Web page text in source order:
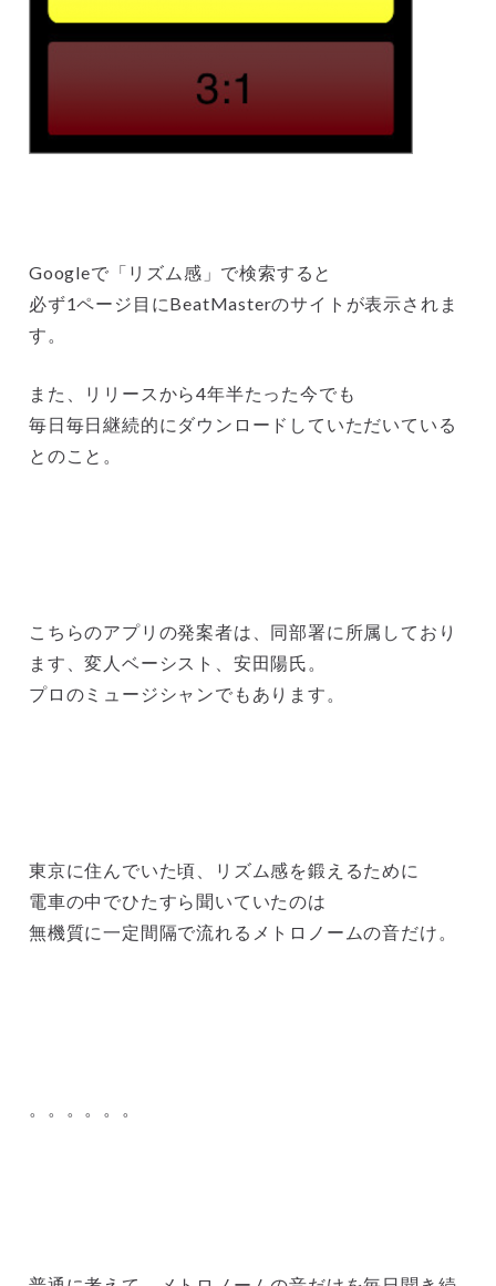
Googleで「リズム感」で検索すると
必ず1ページ目にBeatMasterのサイトが表示されま
す。
また、リリースから4年半たった今でも
毎日毎日継続的にダウンロードしていただいている
とのこと。
こちらのアプリの発案者は、同部署に所属しており
ます、変人ベーシスト、安田陽氏。
プロのミュージシャンでもあります。
東京に住んでいた頃、リズム感を鍛えるために
電車の中でひたすら聞いていたのは
無機質に一定間隔で流れるメトロノームの音だけ。